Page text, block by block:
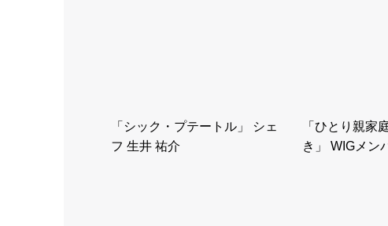
「シック・プテートル」 シェ
フ 生井 祐介
「ひとり親家
き」 WIGメン